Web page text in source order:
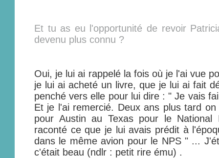
Et tu as eu l'opportunité de revoir
devenu plus connu ?
Oui, je lui ai rappelé la fois où je l'ai vue
je lui ai acheté un livre, que je lui ai fait
penché vers elle pour lui dire : " Je vais
Et je l'ai remercié. Deux ans plus tard
pour Austin au Texas pour le
raconté ce que je lui avais prédit à
dans le même avion pour le NPS " ...
c'était beau (ndlr : petit rire ému) .